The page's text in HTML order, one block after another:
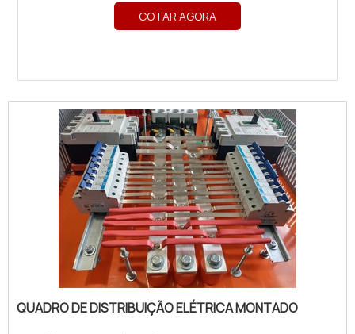
COTAR AGORA
QUADRO DE DISTRIBUIÇÃO ELÉTRICA MONTADO